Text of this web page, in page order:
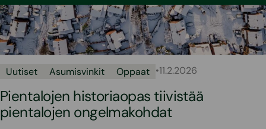
Uutiset Asumisvinkit Oppaat •11.2.2026
Pientalojen historiaopas tiivistää
pientalojen ongelmakohdat